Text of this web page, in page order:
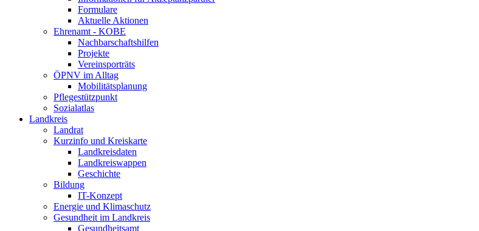
Formulare
Aktuelle Aktionen
Ehrenamt - KOBE
Nachbarschaftshilfen
Projekte
Vereinsporträts
ÖPNV im Alltag
Mobilitätsplanung
Pflegestützpunkt
Sozialatlas
Landkreis
Landrat
Kurzinfo und Kreiskarte
Landkreisdaten
Landkreiswappen
Geschichte
Bildung
IT-Konzept
Energie und Klimaschutz
Gesundheit im Landkreis
Gesundheitsamt